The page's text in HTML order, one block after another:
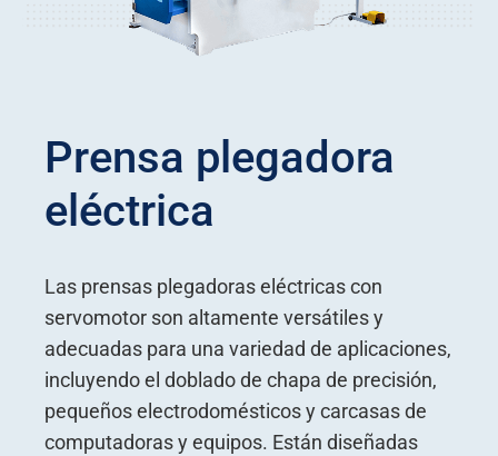
Prensa plegadora
eléctrica
Las prensas plegadoras eléctricas con
servomotor son altamente versátiles y
adecuadas para una variedad de aplicaciones,
incluyendo el doblado de chapa de precisión,
pequeños electrodomésticos y carcasas de
computadoras y equipos. Están diseñadas